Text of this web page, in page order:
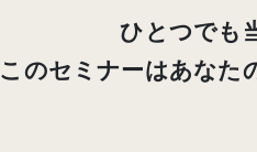
ひとつでも
このセミナーはあなた